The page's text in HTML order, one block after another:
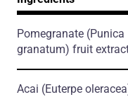
Pomegranate (Punica
granatum) fruit
Acai (Euterpe